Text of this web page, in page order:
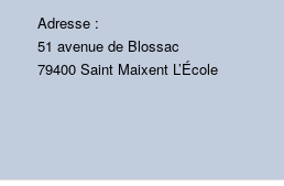
Adresse :
51 avenue de Blossac
79400 Saint Maixent L’École